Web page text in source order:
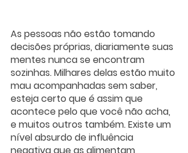
As pessoas não estão tomando
decisões próprias, diariamente suas
mentes nunca se encontram
sozinhas. Milhares delas estão muito
mau acompanhadas sem saber,
esteja certo que é assim que
acontece pelo que você não acha,
e muitos outros também. Existe um
nível absurdo de influência
negativa que as alimentam